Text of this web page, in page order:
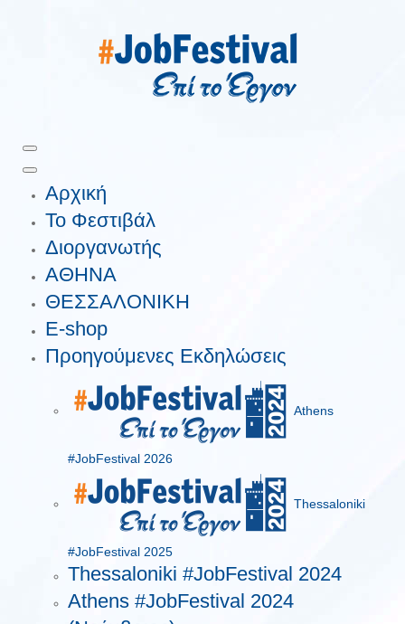
Αρχική
Το Φεστιβάλ
Διοργανωτής
ΑΘΗΝΑ
ΘΕΣΣΑΛΟΝΙΚΗ
E-shop
Προηγούμενες Εκδηλώσεις
Athens
#JobFestival 2026
Thessaloniki
#JobFestival 2025
Thessaloniki #JobFestival 2024
Athens #JobFestival 2024